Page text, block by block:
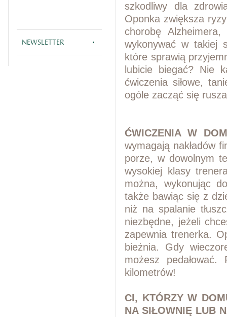
NEWSLETTER
szkodliwy dla
Oponka zwiększa
chorobę Alzheimera,
wykonywać w takiej
które sprawią
lubicie biegać? Nie
ćwiczenia siłowe,
ogóle zacząć się
ĆWICZENIA W
wymagają nakładów
porze, w dowolnym
wysokiej
klasy
można, wykonując
także bawiąc się z
niż na spalanie
niezbędne, jeżeli
zapewnia trenerka.
bieżnia.
Gdy
możesz
kilometrów!
CI, KTÓRZY W
NA SIŁOWNIĘ LUB